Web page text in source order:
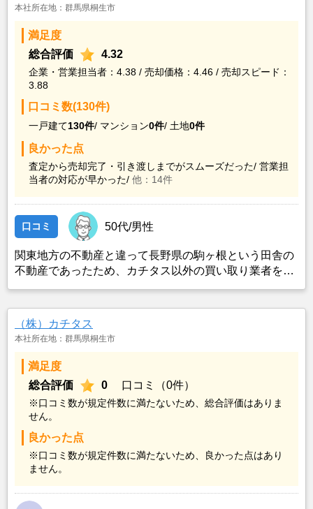
本社所在地：群馬県桐生市
満足度
総合評価
4.32
企業・営業担当者：4.38 / 売却価格：4.46 / 売却スピード：
3.88
口コミ数(130件)
一戸建て130件/ マンション0件/ 土地0件
良かった点
査定から売却完了・引き渡しまでがスムーズだった/ 営業担
当者の対応が早かった/ 他：14件
口コミ 50代/男性
関東地方の不動産と違って長野県の駒ヶ根という田舎の
不動産であったため、カチタス以外の買い取り業者をみ
も空き家の状態で不動産を残しておけないと考えて売却
を決めた。
（株）カチタス
本社所在地：群馬県桐生市
満足度
総合評価
0 口コミ（0件）
※口コミ数が規定件数に満たないため、総合評価はありま
せん。
良かった点
※口コミ数が規定件数に満たないため、良かった点はあり
ません。